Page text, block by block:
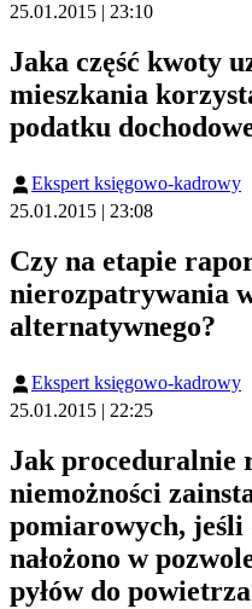
25.01.2015 | 23:10
Jaka część kwoty
mieszkania
podatku
Ekspert księgowo-kadrowy
25.01.2015 | 23:08
Czy na etapie
nierozpatrywania
alternatywnego?
Ekspert księgowo-kadrowy
25.01.2015 | 22:25
Jak proceduralnie
niemożności
pomiarowych, jeśli
nałożono w
pyłów do